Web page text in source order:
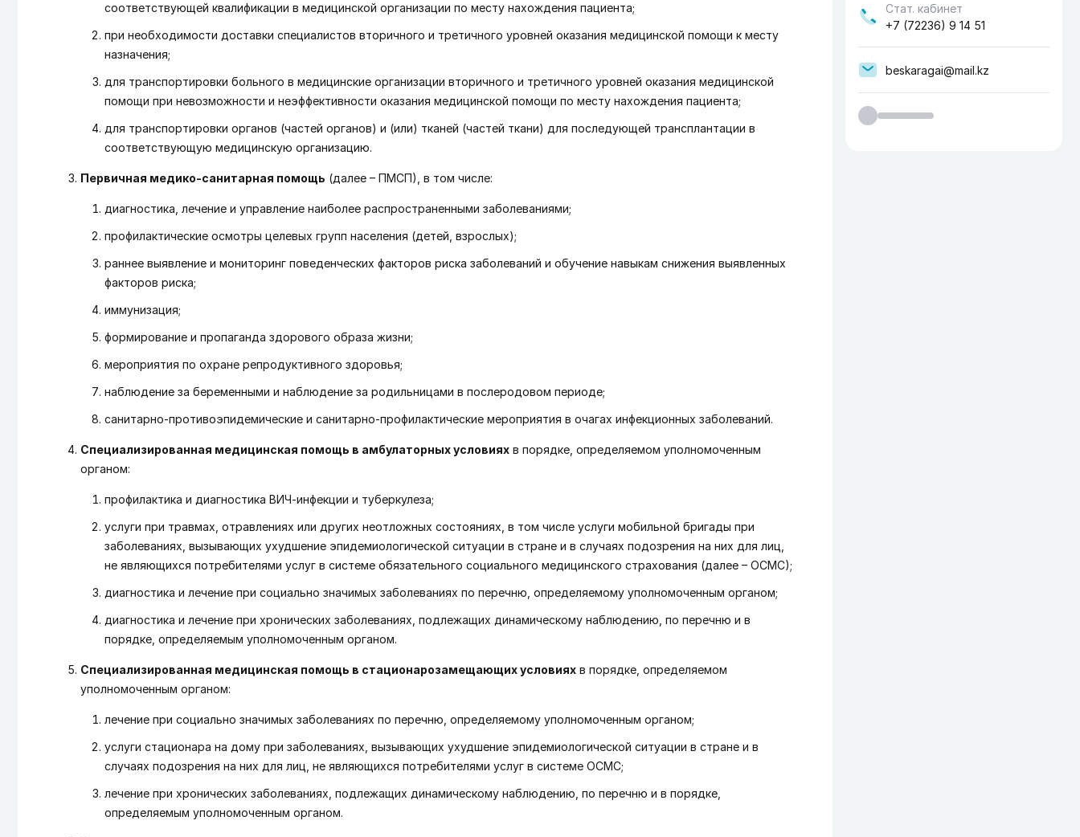
соответствующей квалификации в медицинской организации по месту нахождения пациента;
при необходимости доставки специалистов вторичного и третичного уровней оказания медицинской помощи к месту
назначения;
для транспортировки больного в медицинские организации вторичного и третичного уровней оказания медицинской
помощи при невозможности и неэффективности оказания медицинской помощи по месту нахождения пациента;
для транспортировки органов (частей органов) и (или) тканей (частей ткани) для последующей трансплантации в
соответствующую медицинскую организацию.
Первичная медико-санитарная помощь (далее – ПМСП), в том числе:
диагностика, лечение и управление наиболее распространенными заболеваниями;
профилактические осмотры целевых групп населения (детей, взрослых);
раннее выявление и мониторинг поведенческих факторов риска заболеваний и обучение навыкам снижения выявленных
факторов риска;
иммунизация;
формирование и пропаганда здорового образа жизни;
мероприятия по охране репродуктивного здоровья;
наблюдение за беременными и наблюдение за родильницами в послеродовом периоде;
санитарно-противоэпидемические и санитарно-профилактические мероприятия в очагах инфекционных заболеваний.
Специализированная медицинская помощь в амбулаторных условиях в порядке, определяемом уполномоченным
органом:
профилактика и диагностика ВИЧ-инфекции и туберкулеза;
услуги при травмах, отравлениях или других неотложных состояниях, в том числе услуги мобильной бригады при
заболеваниях, вызывающих ухудшение эпидемиологической ситуации в стране и в случаях подозрения на них для лиц,
не являющихся потребителями услуг в системе обязательного социального медицинского страхования (далее – ОСМС);
диагностика и лечение при социально значимых заболеваниях по перечню, определяемому уполномоченным органом;
диагностика и лечение при хронических заболеваниях, подлежащих динамическому наблюдению, по перечню и в
порядке, определяемым уполномоченным органом.
Специализированная медицинская помощь в стационарозамещающих условиях в порядке, определяемом
уполномоченным органом:
лечение при социально значимых заболеваниях по перечню, определяемому уполномоченным органом;
услуги стационара на дому при заболеваниях, вызывающих ухудшение эпидемиологической ситуации в стране и в
случаях подозрения на них для лиц, не являющихся потребителями услуг в системе ОСМС;
лечение при хронических заболеваниях, подлежащих динамическому наблюдению, по перечню и в порядке,
определяемым уполномоченным органом.
Стат. кабинет
+7 (72236) 9 14 51
beskaragai@mail.kz